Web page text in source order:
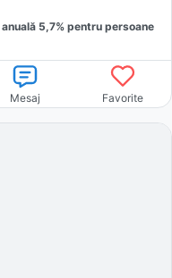
anuală 5,7% pentru persoane
Mesaj Favorite